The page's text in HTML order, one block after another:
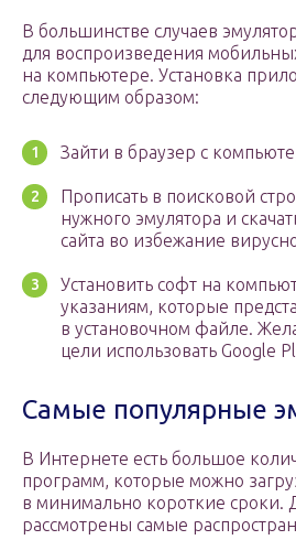
В большинстве случаев
для воспроизведения
на компьютере. Установка
следующим образом:
Зайти в браузер с
Прописать в поисковой
нужного эмулятора и
сайта во избежание
Установить софт на
указаниям, которые
в установочном файле.
цели использовать Google
Самые популярные
В Интернете есть большое
программ, которые можно
в минимально короткие сроки.
рассмотрены самые